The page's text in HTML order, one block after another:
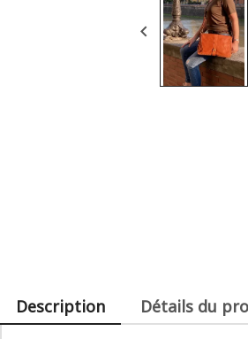

Description Détails du